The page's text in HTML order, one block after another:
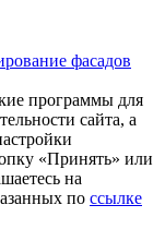
фасадов
программы для
сайта, а
«Принять» или
на
по ссылке